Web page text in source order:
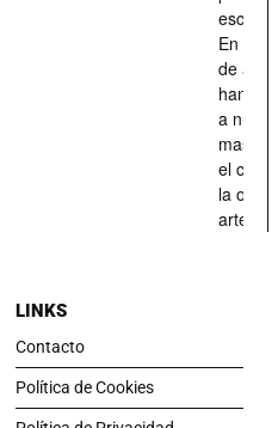
En
de
han
a
el
la obra
arte.
LINKS
Contacto
Política de Cookies